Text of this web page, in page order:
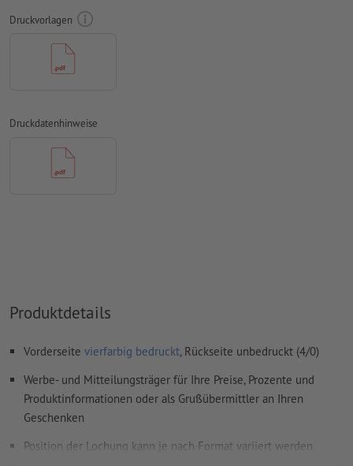
Schriften
müssen vollständig eingebettet oder in Kurven
konvertiert werden
Farbmodus:
ungestrichene Papiere
Rechtschreib- und Satzfehler
Überdruckeneinstellungen
Druckvorlagen
Druckdatenhinweise
Produktdetails
Vorderseite vierfarbig bedruckt, Rückseite unbedruckt (4/0)
Werbe- und Mitteilungsträger für Ihre Preise, Prozente und
Produktinformationen oder als Grußübermittler an Ihren
Geschenken
Position der Lochung kann je nach Format variiert werden